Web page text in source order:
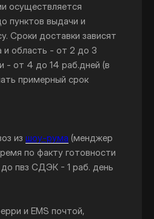
осуществляется
пунктов выдачи и
Сроки доставки зависят
и область - от 2 до 3
- от 4 до 14 раб.дней (в
примерный срок
из шоу-рума (менджер
по факту готовности
до пвз СДЭК - 1 раб. день
и EMS почтой,